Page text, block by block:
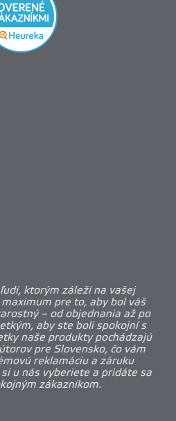
ktorým záleží na vašej
pre to, aby bol váš
– od objednania až po
aby ste boli spokojní s
naše produkty pochádzajú
pre Slovensko, čo vám
reklamáciu a záruku
u nás vyberiete a pridáte sa
zákazníkom.